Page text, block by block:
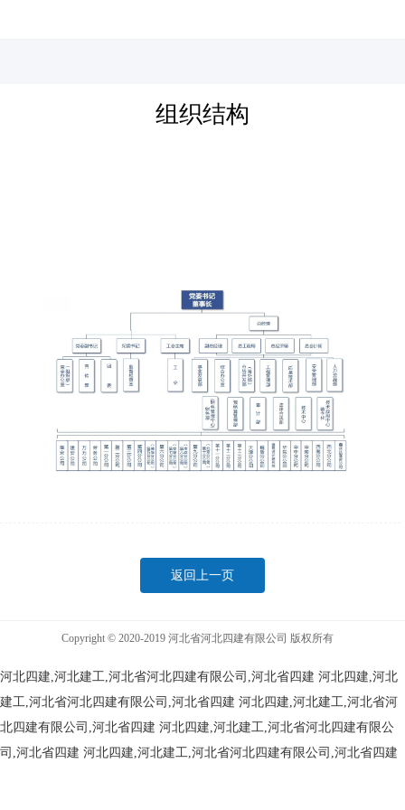
组织结构
返回上一页
Copyright © 2020-2019 河北省河北四建有限公司 版权所有
河北四建,河北建工,河北省河北四建有限公司,河北省四建 河北四建,河北
建工,河北省河北四建有限公司,河北省四建 河北四建,河北建工,河北省河
北四建有限公司,河北省四建 河北四建,河北建工,河北省河北四建有限公
司,河北省四建 河北四建,河北建工,河北省河北四建有限公司,河北省四建